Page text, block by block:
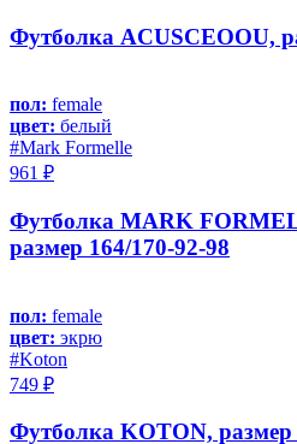
Футболка ACUSCEOOU,
пол: female
цвет: белый
#Mark Formelle
961 ₽
Футболка MARK
размер 164/170-92-98
пол: female
цвет: экрю
#Koton
749 ₽
Футболка KOTON, размер